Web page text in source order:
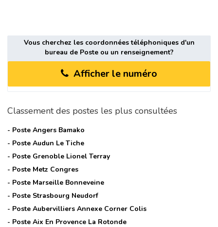
Vous cherchez les coordonnées téléphoniques d'un
bureau de Poste ou un renseignement?
Afficher le numéro
Classement des postes les plus consultées
- Poste Angers Bamako
- Poste Audun Le Tiche
- Poste Grenoble Lionel Terray
- Poste Metz Congres
- Poste Marseille Bonneveine
- Poste Strasbourg Neudorf
- Poste Aubervilliers Annexe Corner Colis
- Poste Aix En Provence La Rotonde